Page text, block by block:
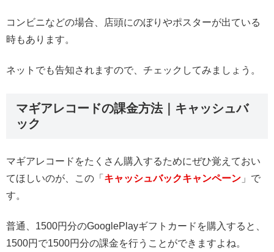
コンビニなどの場合、店頭にのぼりやポスターが出ている
時もあります。
ネットでも告知されますので、チェックしてみましょう。
マギアレコードの課金方法｜キャッシュバ
ック
マギアレコードをたくさん購入するためにぜひ覚えておい
てほしいのが、この「 キャッシュバックキャンペーン 」で
す。
普通、1500円分のGooglePlayギフトカードを購入すると、
1500円で1500円分の課金を行うことができますよね。